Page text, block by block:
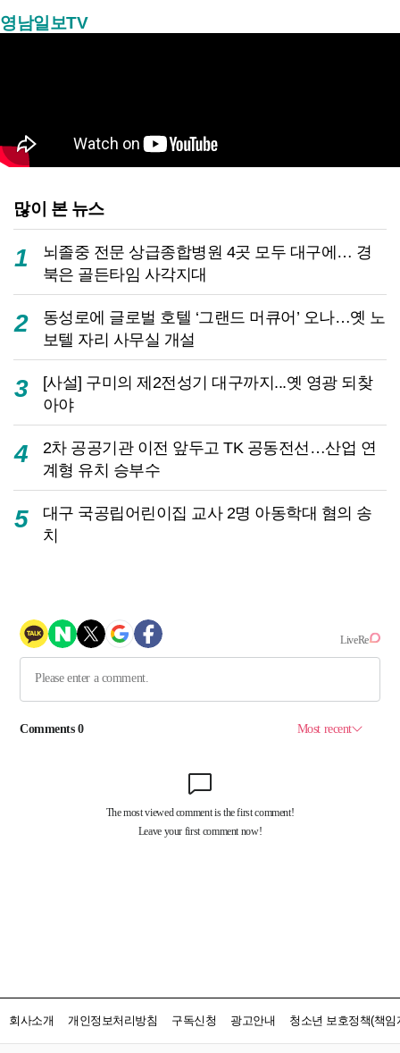
영남일보TV
많이 본 뉴스
1
뇌졸중 전문 상급종합병원 4곳 모두 대구에… 경
북은 골든타임 사각지대
2
동성로에 글로벌 호텔 ‘그랜드 머큐어’ 오나…옛 노
보텔 자리 사무실 개설
3
[사설] 구미의 제2전성기 대구까지...옛 영광 되찾
아야
4
2차 공공기관 이전 앞두고 TK 공동전선…산업 연
계형 유치 승부수
5
대구 국공립어린이집 교사 2명 아동학대 혐의 송
치
회사소개 개인정보처리방침 구독신청 광고안내 청소년 보호정책(책임